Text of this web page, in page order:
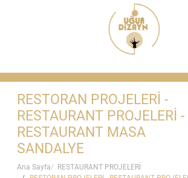
RESTORAN PROJELERİ -
RESTAURANT PROJELERİ -
RESTAURANT MASA
SANDALYE
Ana Sayfa
RESTAURANT PROJELERİ